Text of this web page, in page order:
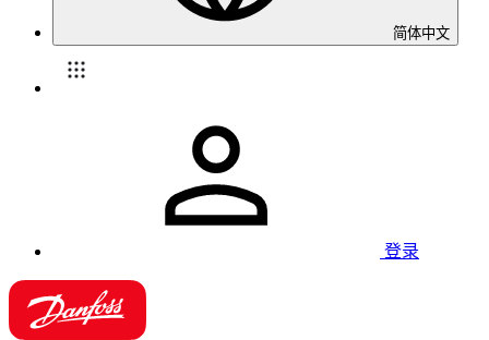
简体中文
登录